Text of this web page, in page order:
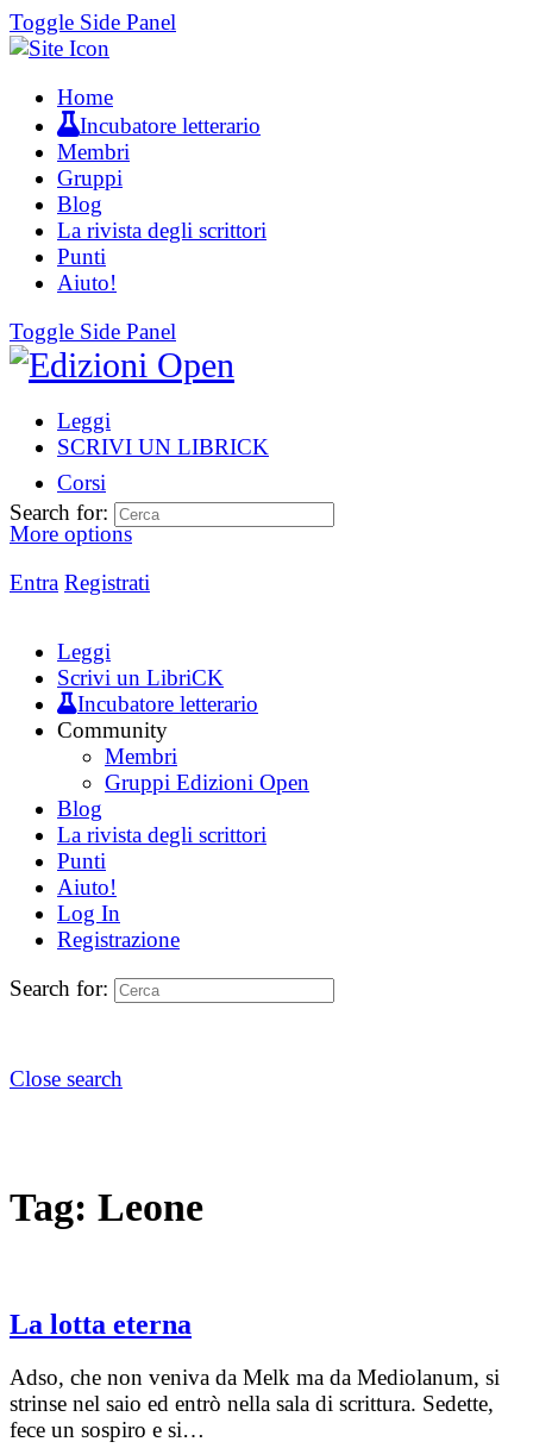
Toggle Side Panel
Home
Incubatore letterario
Membri
Gruppi
Blog
La rivista degli scrittori
Punti
Aiuto!
Toggle Side Panel
Leggi
SCRIVI UN LIBRICK
Corsi
More options
Entra Registrati
Search for:
Leggi
Scrivi un LibriCK
Incubatore letterario
Community
Membri
Gruppi Edizioni Open
Blog
La rivista degli scrittori
Punti
Aiuto!
Log In
Registrazione
Search for:
Close search
Tag: Leone
La lotta eterna
Adso, che non veniva da Melk ma da Mediolanum, si
strinse nel saio ed entrò nella sala di scrittura. Sedette,
fece un sospiro e si…